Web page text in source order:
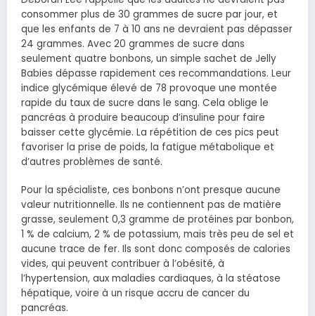
consommer plus de 30 grammes de sucre par jour, et
que les enfants de 7 à 10 ans ne devraient pas dépasser
24 grammes. Avec 20 grammes de sucre dans
seulement quatre bonbons, un simple sachet de Jelly
Babies dépasse rapidement ces recommandations. Leur
indice glycémique élevé de 78 provoque une montée
rapide du taux de sucre dans le sang. Cela oblige le
pancréas à produire beaucoup d’insuline pour faire
baisser cette glycémie. La répétition de ces pics peut
favoriser la prise de poids, la fatigue métabolique et
d’autres problèmes de santé.
Pour la spécialiste, ces bonbons n’ont presque aucune
valeur nutritionnelle. Ils ne contiennent pas de matière
grasse, seulement 0,3 gramme de protéines par bonbon,
1 % de calcium, 2 % de potassium, mais très peu de sel et
aucune trace de fer. Ils sont donc composés de calories
vides, qui peuvent contribuer à l’obésité, à
l’hypertension, aux maladies cardiaques, à la stéatose
hépatique, voire à un risque accru de cancer du
pancréas.